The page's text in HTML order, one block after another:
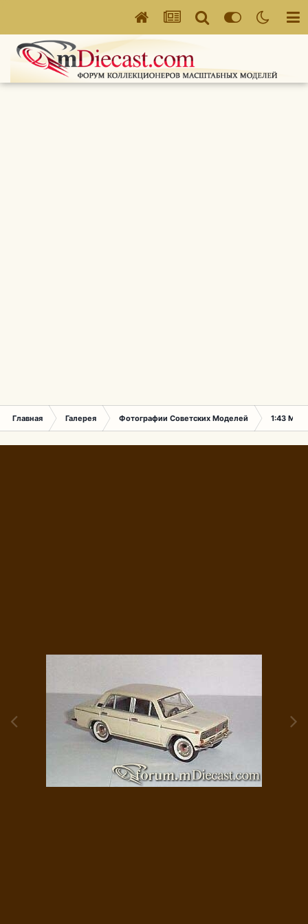
Главная Галерея Фотографии Советских Моделей 1:43